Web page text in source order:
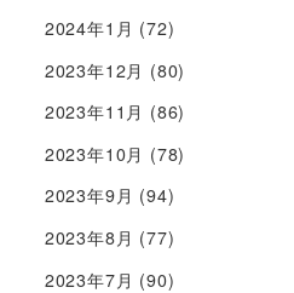
2024年1月 (72)
2023年12月 (80)
2023年11月 (86)
2023年10月 (78)
2023年9月 (94)
2023年8月 (77)
2023年7月 (90)